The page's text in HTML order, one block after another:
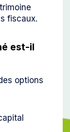
fiscaux.
est-il
options